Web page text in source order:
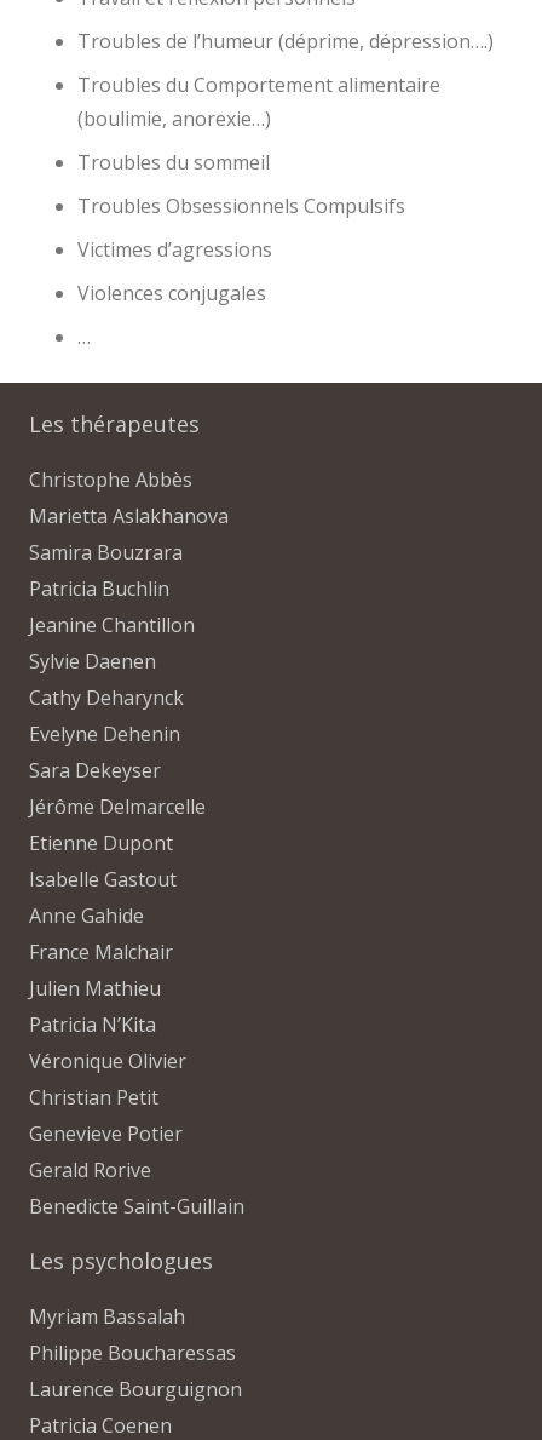
Troubles de l’humeur (déprime, dépression….)
Troubles du Comportement alimentaire
(boulimie, anorexie…)
Troubles du sommeil
Troubles Obsessionnels Compulsifs
Victimes d’agressions
Violences conjugales
…
Les thérapeutes
Christophe Abbès
Marietta Aslakhanova
Samira Bouzrara
Patricia Buchlin
Jeanine Chantillon
Sylvie Daenen
Cathy Deharynck
Evelyne Dehenin
Sara Dekeyser
Jérôme Delmarcelle
Etienne Dupont
Isabelle Gastout
Anne Gahide
France Malchair
Julien Mathieu
Patricia N’Kita
Véronique Olivier
Christian Petit
Genevieve Potier
Gerald Rorive
Benedicte Saint-Guillain
Les psychologues
Myriam Bassalah
Philippe Boucharessas
Laurence Bourguignon
Patricia Coenen